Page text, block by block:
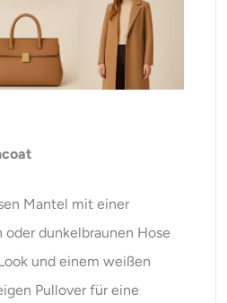
Mantel mit einer
dunkelbraunen Hose
und einem weißen
Pullover für eine